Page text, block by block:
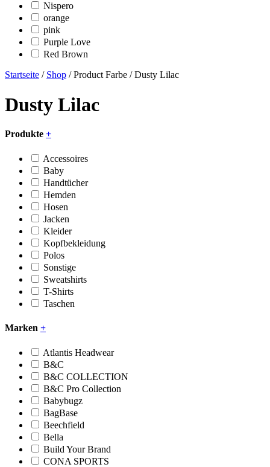
Nispero
orange
pink
Purple Love
Red Brown
Startseite / Shop / Product Farbe / Dusty Lilac
Dusty Lilac
Produkte +
Accessoires
Baby
Handtücher
Hemden
Hosen
Jacken
Kleider
Kopfbekleidung
Polos
Sonstige
Sweatshirts
T-Shirts
Taschen
Marken +
Atlantis Headwear
B&C
B&C COLLECTION
B&C Pro Collection
Babybugz
BagBase
Beechfield
Bella
Build Your Brand
CONA SPORTS